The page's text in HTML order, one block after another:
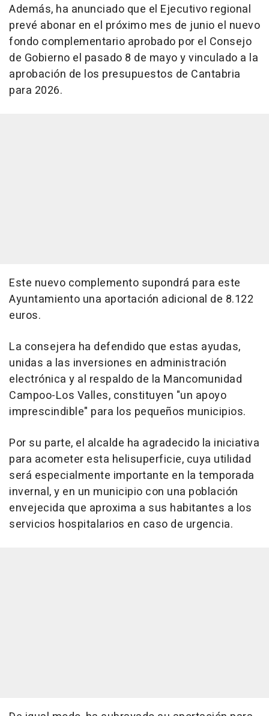
Además, ha anunciado que el Ejecutivo regional
prevé abonar en el próximo mes de junio el nuevo
fondo complementario aprobado por el Consejo
de Gobierno el pasado 8 de mayo y vinculado a la
aprobación de los presupuestos de Cantabria
para 2026.
Este nuevo complemento supondrá para este
Ayuntamiento una aportación adicional de 8.122
euros.
La consejera ha defendido que estas ayudas,
unidas a las inversiones en administración
electrónica y al respaldo de la Mancomunidad
Campoo-Los Valles, constituyen "un apoyo
imprescindible" para los pequeños municipios.
Por su parte, el alcalde ha agradecido la iniciativa
para acometer esta helisuperficie, cuya utilidad
será especialmente importante en la temporada
invernal, y en un municipio con una población
envejecida que aproxima a sus habitantes a los
servicios hospitalarios en caso de urgencia.